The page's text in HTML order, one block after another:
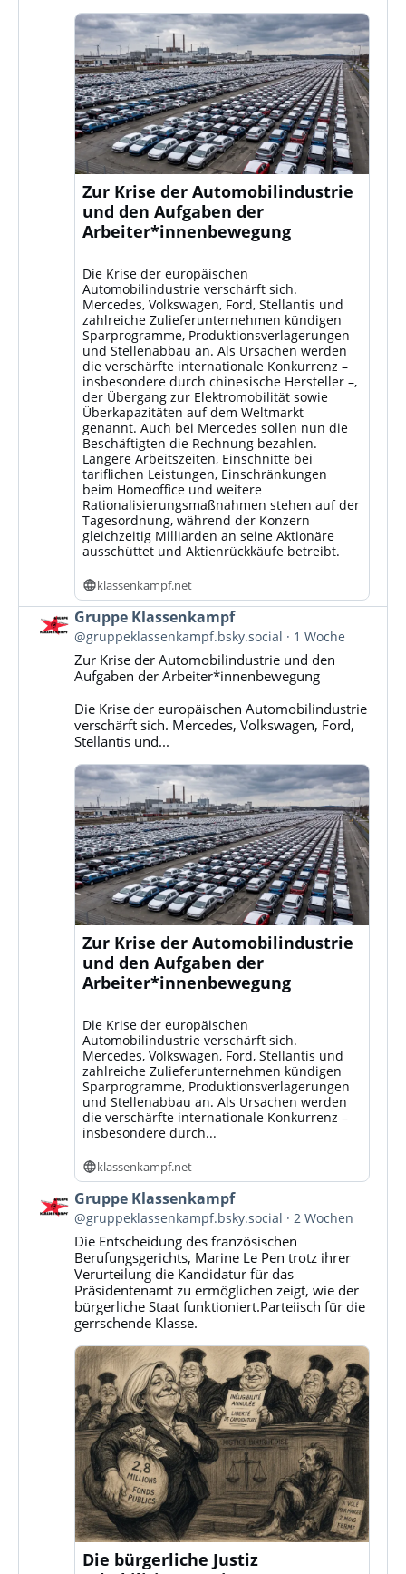
Zur Krise der Automobilindustrie
und den Aufgaben der
Arbeiter*innenbewegung
Die Krise der europäischen
Automobilindustrie verschärft sich.
Mercedes, Volkswagen, Ford, Stellantis und
zahlreiche Zulieferunternehmen kündigen
Sparprogramme, Produktionsverlagerungen
und Stellenabbau an. Als Ursachen werden
die verschärfte internationale Konkurrenz –
insbesondere durch chinesische Hersteller –,
der Übergang zur Elektromobilität sowie
Überkapazitäten auf dem Weltmarkt
genannt. Auch bei Mercedes sollen nun die
Beschäftigten die Rechnung bezahlen.
Längere Arbeitszeiten, Einschnitte bei
tariflichen Leistungen, Einschränkungen
beim Homeoffice und weitere
Rationalisierungsmaßnahmen stehen auf der
Tagesordnung, während der Konzern
gleichzeitig Milliarden an seine Aktionäre
ausschüttet und Aktienrückkäufe betreibt.
klassenkampf.net
Beitrag
von
Gruppe
Klassenkampf
Bluesky
ansehen
Gruppe Klassenkampf
@gruppeklassenkampf.bsky.social 1 Woche
Zur Krise der Automobilindustrie und den
Aufgaben der Arbeiter*innenbewegung
Die Krise der europäischen Automobilindustrie
verschärft sich. Mercedes, Volkswagen, Ford,
Stellantis und...
Zur Krise der Automobilindustrie
und den Aufgaben der
Arbeiter*innenbewegung
Die Krise der europäischen
Automobilindustrie verschärft sich.
Mercedes, Volkswagen, Ford, Stellantis und
zahlreiche Zulieferunternehmen kündigen
Sparprogramme, Produktionsverlagerungen
und Stellenabbau an. Als Ursachen werden
die verschärfte internationale Konkurrenz –
insbesondere durch...
klassenkampf.net
Beitrag
von
Gruppe
Klassenkampf
Bluesky
ansehen
Gruppe Klassenkampf
@gruppeklassenkampf.bsky.social 2 Wochen
Die Entscheidung des französischen
Berufungsgerichts, Marine Le Pen trotz ihrer
Verurteilung die Kandidatur für das
Präsidentenamt zu ermöglichen zeigt, wie der
bürgerliche Staat funktioniert.Parteiisch für die
gerrschende Klasse.
Die bürgerliche Justiz